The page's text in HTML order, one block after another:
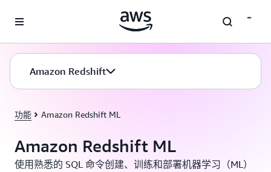
Amazon Redshift
功能 Amazon Redshift ML
Amazon Redshift ML
使用熟悉的 SQL 命令创建、训练和部署机器学习（ML）